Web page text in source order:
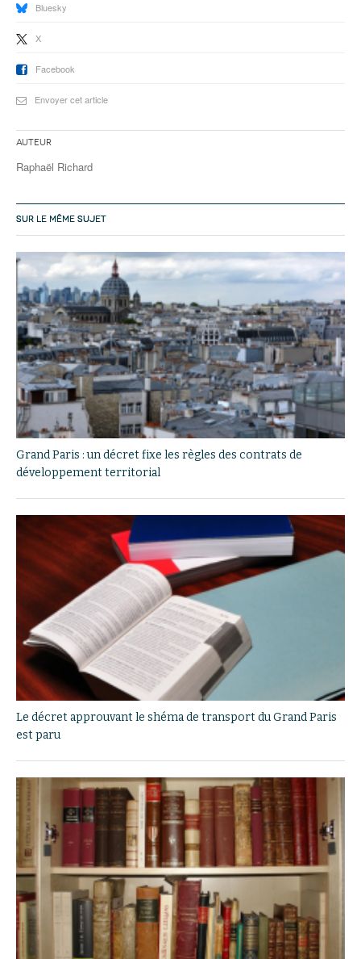
Bluesky
X
Facebook
Envoyer cet article
Auteur
Raphaël Richard
SUR LE MÊME SUJET
Grand Paris : un décret fixe les règles des contrats de
développement territorial
Le décret approuvant le shéma de transport du Grand Paris
est paru